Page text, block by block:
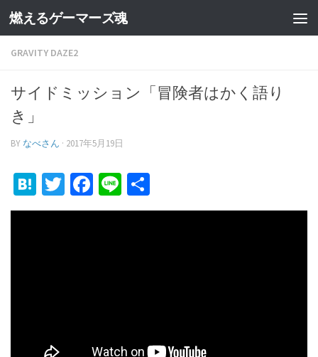
燃えるゲーマーズ魂
GRAVITY DAZE2
サイドミッション「冒険者はかく語り
き」
BY なべさん · 2017年5月19日
Hatena
TwitterFacebook
Line
有